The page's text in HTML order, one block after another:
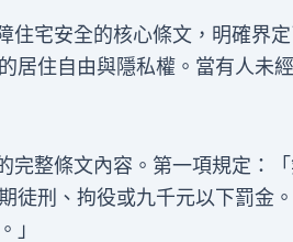
住宅安全的核心條文，明確界
居住自由與隱私權。當有人未
完整條文內容。第一項規定：
徒刑、拘役或九千元以下罰金
」